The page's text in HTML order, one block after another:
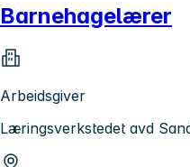
Barnehagelærer
Arbeidsgiver
Læringsverkstedet avd